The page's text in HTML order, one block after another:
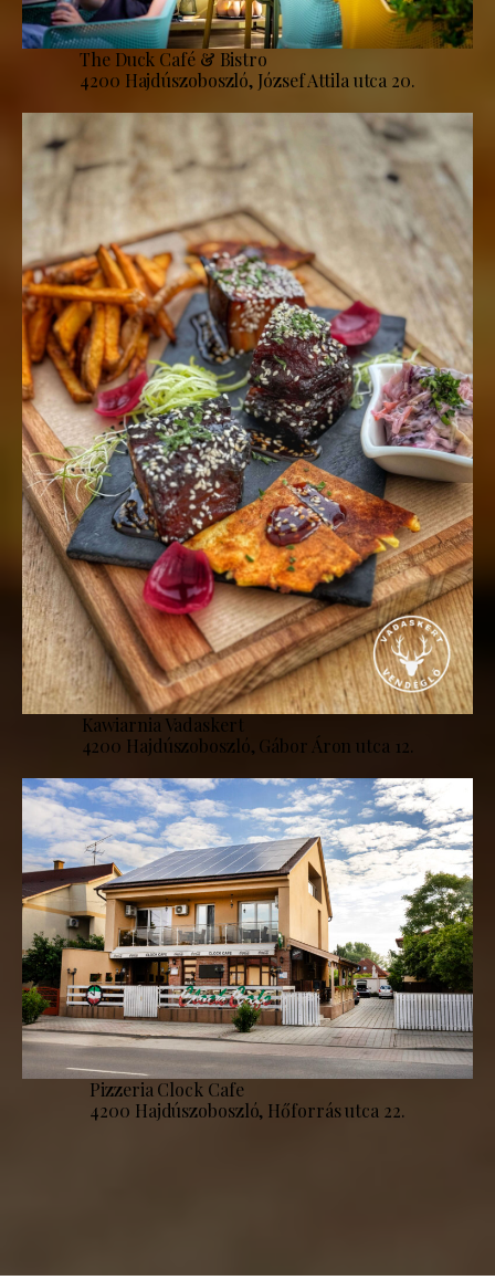
The Duck Café & Bistro
4200 Hajdúszoboszló, József Attila utca 20.
Kawiarnia Vadaskert
4200 Hajdúszoboszló, Gábor Áron utca 12.
Pizzeria Clock Cafe
4200 Hajdúszoboszló, Hőforrás utca 22.